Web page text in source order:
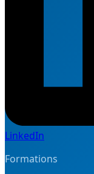
LinkedIn
Formations